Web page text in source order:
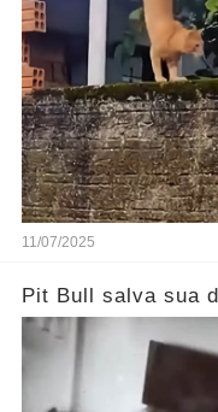
11/07/2025
Pit Bull salva sua